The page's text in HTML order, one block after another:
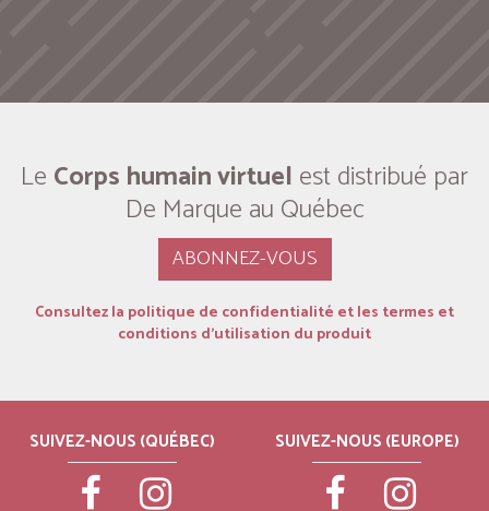
Le Corps humain virtuel est distribué par
De Marque au Québec
ABONNEZ-VOUS
Consultez la politique de confidentialité et les termes et
conditions d’utilisation du produit
SUIVEZ-NOUS (QUÉBEC) SUIVEZ-NOUS (EUROPE)